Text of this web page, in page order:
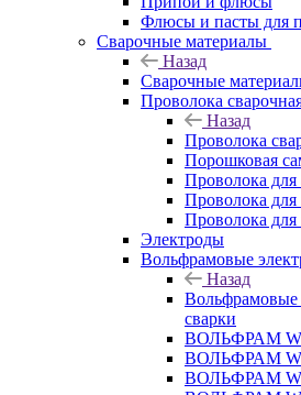
Флюсы и пасты для
Сварочные материалы
Назад
Сварочные
Проволока
Назад
Проволока
Порошковая
Проволока
Проволока для
Проволока для
Электроды
Вольфрамовые
Назад
Вольфрамовые
сварки
ВОЛЬФРАМ
ВОЛЬФРАМ
ВОЛЬФРАМ